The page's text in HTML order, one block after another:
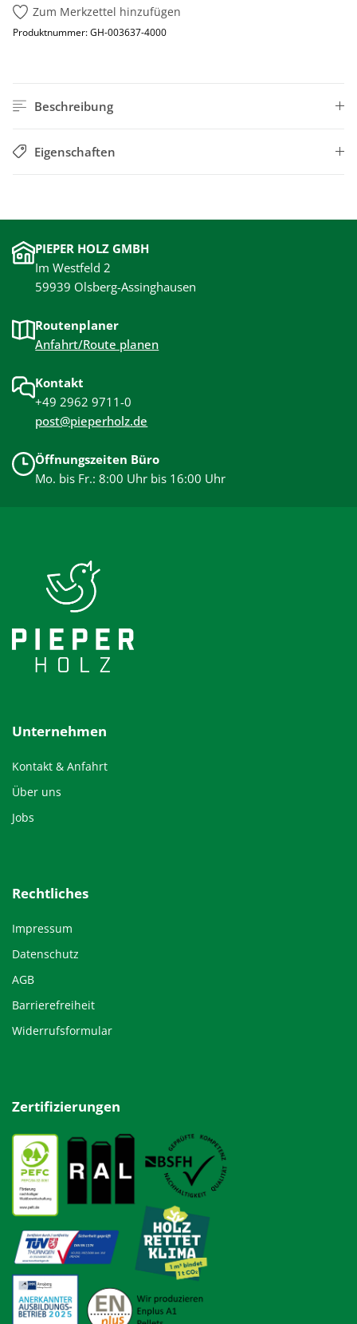
Zum Merkzettel hinzufügen
Produktnummer:GH-003637-4000
Beschreibung
Eigenschaften
PIEPER HOLZ GMBH
Im Westfeld 2
59939 Olsberg-Assinghausen
Routenplaner
Anfahrt/Route planen
Kontakt
+49 2962 9711-0
post@pieperholz.de
Öffnungszeiten Büro
Mo. bis Fr.: 8:00 Uhr bis 16:00 Uhr
Unternehmen
Kontakt & Anfahrt
Über uns
Jobs
Rechtliches
Impressum
Datenschutz
AGB
Barrierefreiheit
Widerrufsformular
Zertifizierungen